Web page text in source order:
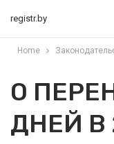
registr.by
Home
О
ДНЕЙ В